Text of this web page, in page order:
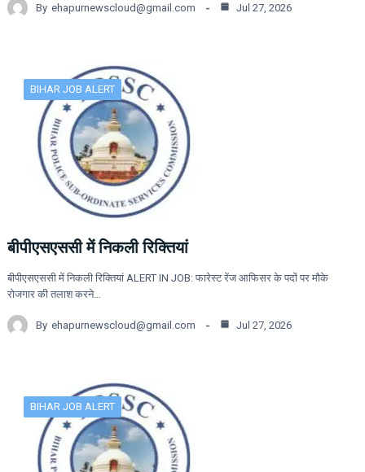
By ehapurnewscloud@gmail.com Jul 27, 2026
BIHAR JOB ALERT
बीपीएसएससी में निकली रिक्तियां
बीपीएसएससी में निकली रिक्तियां ALERT IN JOB: फारेस्ट रेंज आफिसर के पदों पर मौके
रोजगार की तलाश करने…
By ehapurnewscloud@gmail.com Jul 27, 2026
BIHAR JOB ALERT